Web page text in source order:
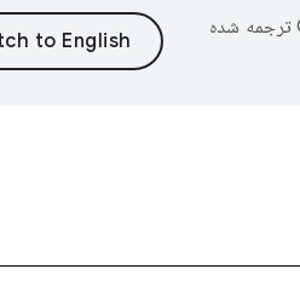
ترجمه شده